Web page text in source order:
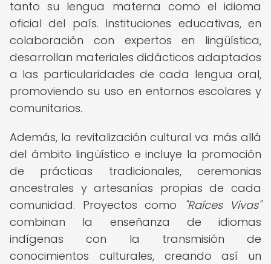
tanto su lengua materna como el idioma
oficial del país. Instituciones educativas, en
colaboración con expertos en lingüística,
desarrollan materiales didácticos adaptados
a las particularidades de cada lengua oral,
promoviendo su uso en entornos escolares y
comunitarios.
Además, la revitalización cultural va más allá
del ámbito lingüístico e incluye la promoción
de prácticas tradicionales, ceremonias
ancestrales y artesanías propias de cada
comunidad. Proyectos como
"Raíces Vivas"
combinan la enseñanza de idiomas
indígenas con la transmisión de
conocimientos culturales, creando así un